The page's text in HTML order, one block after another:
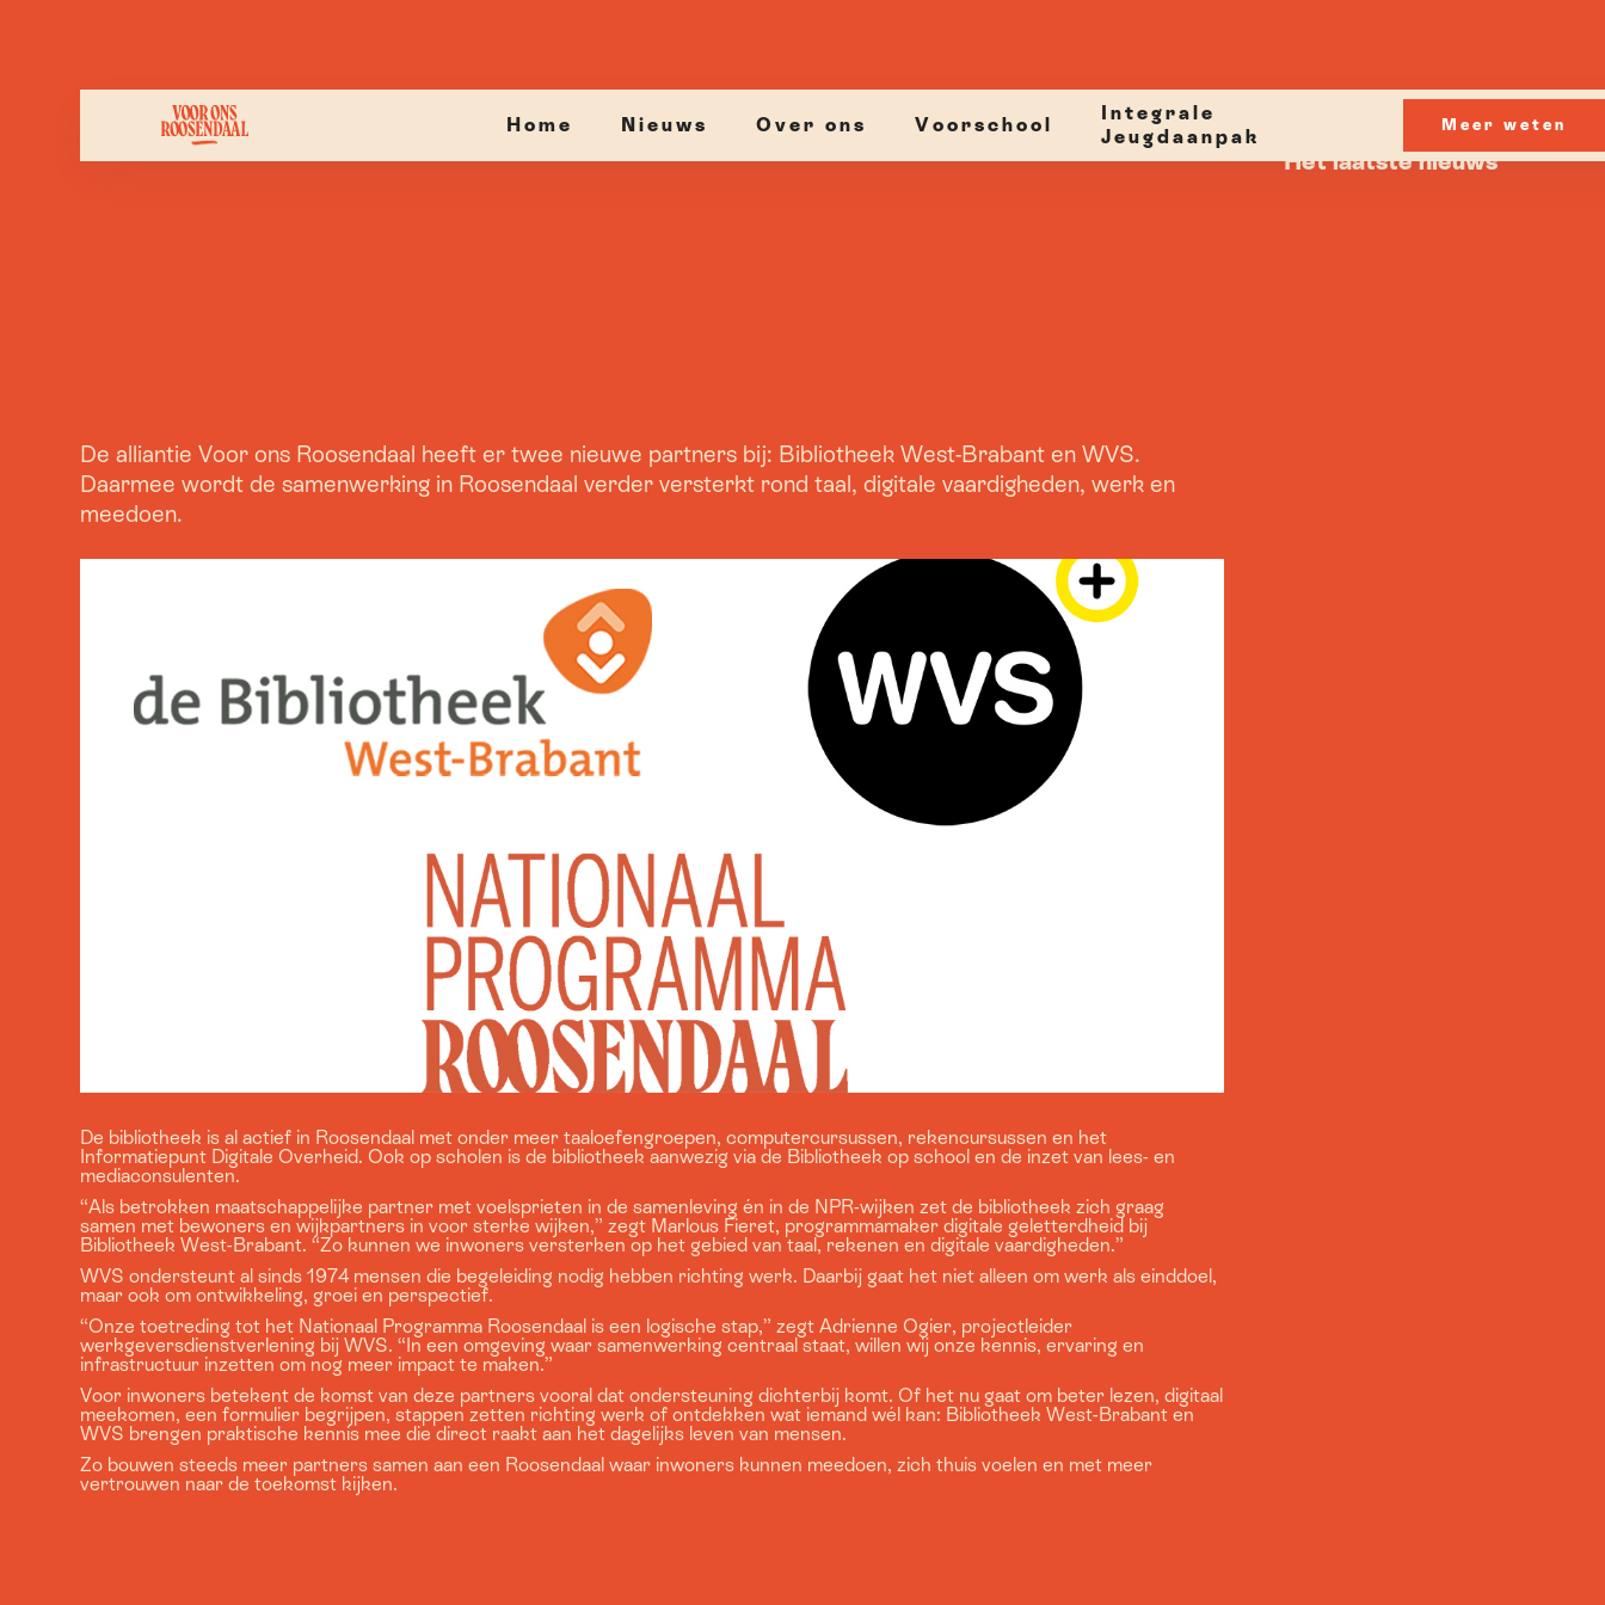
Home Nieuws Over ons Voorschool
Integrale
Jeugdaanpak
Meer weten
De alliantie Voor ons Roosendaal heeft er twee nieuwe partners bij: Bibliotheek West-Brabant en WVS.
Daarmee wordt de samenwerking in Roosendaal verder versterkt rond taal, digitale vaardigheden, werk en
meedoen.
De bibliotheek is al actief in Roosendaal met onder meer taaloefengroepen, computercursussen, rekencursussen en het
Informatiepunt Digitale Overheid. Ook op scholen is de bibliotheek aanwezig via de Bibliotheek op school en de inzet van lees- en
mediaconsulenten.
“Als betrokken maatschappelijke partner met voelsprieten in de samenleving én in de NPR-wijken zet de bibliotheek zich graag
samen met bewoners en wijkpartners in voor sterke wijken,” zegt Marlous Fieret, programmamaker digitale geletterdheid bij
Bibliotheek West-Brabant. “Zo kunnen we inwoners versterken op het gebied van taal, rekenen en digitale vaardigheden.”
WVS ondersteunt al sinds 1974 mensen die begeleiding nodig hebben richting werk. Daarbij gaat het niet alleen om werk als einddoel,
maar ook om ontwikkeling, groei en perspectief.
“Onze toetreding tot het Nationaal Programma Roosendaal is een logische stap,” zegt Adrienne Ogier, projectleider
werkgeversdienstverlening bij WVS. “In een omgeving waar samenwerking centraal staat, willen wij onze kennis, ervaring en
infrastructuur inzetten om nog meer impact te maken.”
Voor inwoners betekent de komst van deze partners vooral dat ondersteuning dichterbij komt. Of het nu gaat om beter lezen, digitaal
meekomen, een formulier begrijpen, stappen zetten richting werk of ontdekken wat iemand wél kan: Bibliotheek West-Brabant en
WVS brengen praktische kennis mee die direct raakt aan het dagelijks leven van mensen.
Zo bouwen steeds meer partners samen aan een Roosendaal waar inwoners kunnen meedoen, zich thuis voelen en met meer
vertrouwen naar de toekomst kijken.
Het laatste nieuws